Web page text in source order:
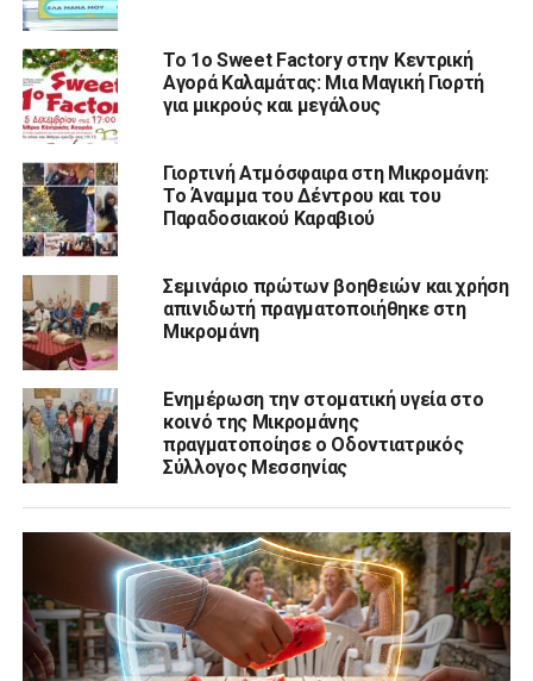
Το 1ο Sweet Factory στην Κεντρική
Αγορά Καλαμάτας: Μια Μαγική Γιορτή
για μικρούς και μεγάλους
Γιορτινή Ατμόσφαιρα στη Μικρομάνη:
Το Άναμμα του Δέντρου και του
Παραδοσιακού Καραβιού
Σεμινάριο πρώτων βοηθειών και χρήση
απινιδωτή πραγματοποιήθηκε στη
Μικρομάνη
Ενημέρωση την στοματική υγεία στο
κοινό της Μικρομάνης
πραγματοποίησε ο Οδοντιατρικός
Σύλλογος Μεσσηνίας